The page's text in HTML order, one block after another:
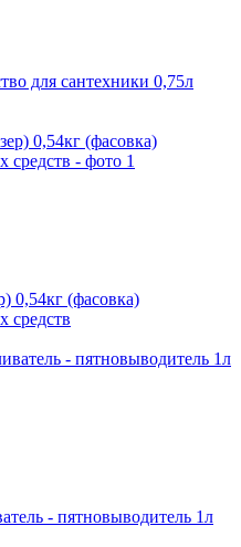
для сантехники 0,75л
0,54кг (фасовка)
средств
- пятновыводитель 1л